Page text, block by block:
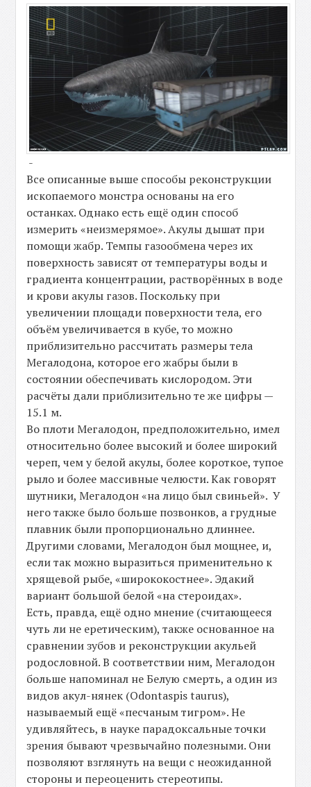
-
Все описанные выше способы реконструкции
ископаемого монстра основаны на его
останках. Однако есть ещё один способ
измерить «неизмерямое». Акулы дышат при
помощи жабр. Темпы газообмена через их
поверхность зависят от температуры воды и
градиента концентрации, растворённых в воде
и крови акулы газов. Поскольку при
увеличении площади поверхности тела, его
объём увеличивается в кубе, то можно
приблизительно рассчитать размеры тела
Мегалодона, которое его жабры были в
состоянии обеспечивать кислородом. Эти
расчёты дали приблизительно те же цифры —
15.1 м.
Во плоти Мегалодон, предположительно, имел
относительно более высокий и более широкий
череп, чем у белой акулы, более короткое, тупое
рыло и более массивные челюсти. Как говорят
шутники, Мегалодон «на лицо был свиньей». У
него также было больше позвонков, а грудные
плавник были пропорционально длиннее.
Другими словами, Мегалодон был мощнее, и,
если так можно выразиться применительно к
хрящевой рыбе, «ширококостнее». Эдакий
вариант большой белой «на стероидах».
Есть, правда, ещё одно мнение (считающееся
чуть ли не еретическим), также основанное на
сравнении зубов и реконструкции акульей
родословной. В соответствии ним, Мегалодон
больше напоминал не Белую смерть, а один из
видов акул-нянек (Odontaspis taurus),
называемый ещё «песчаным тигром». Не
удивляйтесь, в науке парадоксальные точки
зрения бывают чрезвычайно полезными. Они
позволяют взглянуть на вещи с неожиданной
стороны и переоценить стереотипы.